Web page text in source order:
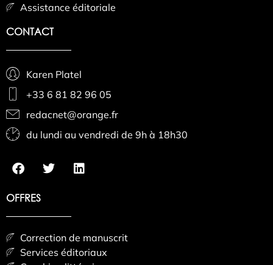
Assistance éditoriale
CONTACT
Karen Platel
+33 6 81 82 96 05
redacnet@orange.fr
du lundi au vendredi de 9h à 18h30
OFFRES
Correction de manuscrit
Services éditoriaux